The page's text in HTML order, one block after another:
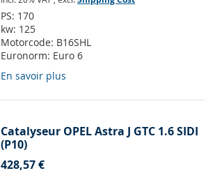
PS: 170
kw: 125
Motorcode: B16SHL
Euronorm: Euro 6
En savoir plus
Catalyseur OPEL Astra J GTC 1.6 SIDI
(P10)
428,57 €